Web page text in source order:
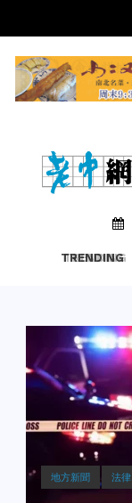
TRENDING
地方新聞 法律